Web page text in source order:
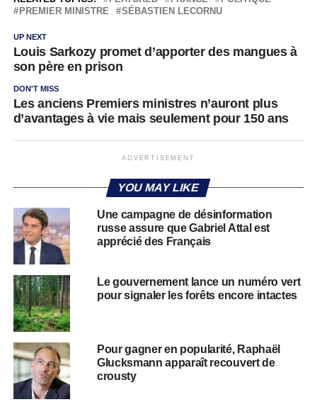
PREMIER MINISTRE
SÉBASTIEN LECORNU
UP NEXT
Louis Sarkozy promet d’apporter des mangues à
son père en prison
DON'T MISS
Les anciens Premiers ministres n’auront plus
d’avantages à vie mais seulement pour 150 ans
ADVERTISEMENT
YOU MAY LIKE
Une campagne de désinformation
russe assure que Gabriel Attal est
apprécié des Français
Le gouvernement lance un numéro vert
pour signaler les forêts encore intactes
Pour gagner en popularité, Raphaël
Glucksmann apparaît recouvert de
crousty